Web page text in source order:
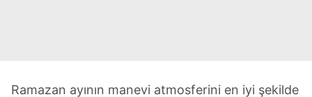
Ramazan ayının manevi atmosferini en iyi şekilde